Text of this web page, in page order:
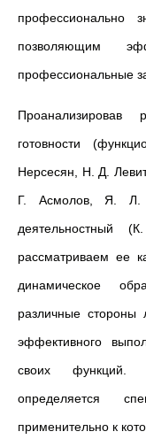
профессионально
позволяющим
профессиональные
готовности
Нерсесян, Н. Д.
Г. Асмолов, Я. Л.
рассматриваем ее
динамическое
различные стороны
эффективного
своих функций.
определяется
применительно к